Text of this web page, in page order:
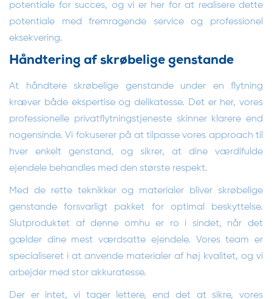
potentiale for succes, og vi er her for at realisere dette
potentiale med fremragende service og professionel
eksekvering.
Håndtering af skrøbelige genstande
At håndtere skrøbelige genstande under en flytning
kræver både ekspertise og delikatesse. Det er her, vores
professionelle privatflytningstjeneste skinner klarere end
nogensinde. Vi fokuserer på at tilpasse vores approach til
hver enkelt genstand, og sikrer, at dine værdifulde
ejendele behandles med den største respekt.
Med de rette teknikker og materialer bliver skrøbelige
genstande forsvarligt pakket for optimal beskyttelse.
Slutproduktet af denne omhu er ro i sindet, når det
gælder dine mest værdsatte ejendele. Vores team er
specialiseret i at anvende materialer af høj kvalitet, og vi
arbejder med stor akkuratesse.
Der er intet, vi tager lettere, end det at sikre, vores